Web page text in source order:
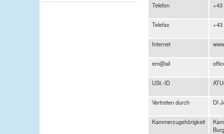
Telefon +43
Telefax +43
Internet
em@ail
USt.-ID
Vertreten durch DI
Kammerzugehörigkeit